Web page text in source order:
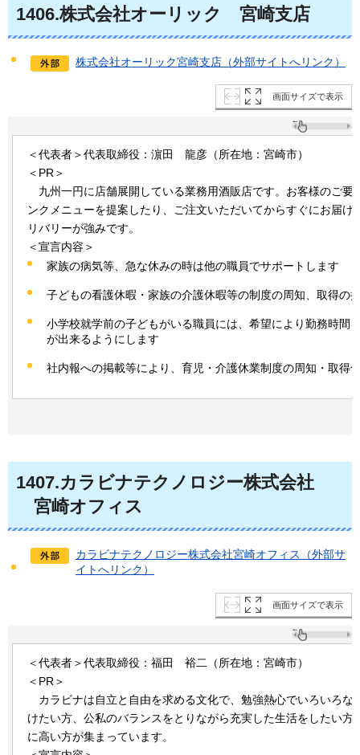
1406.株式会社オーリック 宮崎支店
株式会社オーリック宮崎支店（外部サイトへリンク）
画面サイズで表示
＜代表者＞代表取締役：濵田 龍彦（所在地：宮崎市）
＜PR＞
九州一円に店舗展開している業務用酒販店です。お客様のご要
ンクメニューを提案したり、ご注文いただいてからすぐにお届け
リバリーが強みです。
＜宣言内容＞
家族の病気等、急な休みの時は他の職員でサポートします
子どもの看護休暇・家族の介護休暇等の制度の周知、取得の
小学校就学前の子どもがいる職員には、希望により勤務時間
が出来るようにします
社内報への掲載等により、育児・介護休業制度の周知・取得
1407.カラビナテクノロジー株式会社
宮崎オフィス
カラビナテクノロジー株式会社宮崎オフィス（外部サ
イトへリンク）
画面サイズで表示
＜代表者＞代表取締役：福田 裕二（所在地：宮崎市）
＜PR＞
カラビナは自立と自由を求める文化で、勉強熱心でいろいろな
けたい方、公私のバランスをとりながら充実した生活をしたい方
に高い方が集まっています。